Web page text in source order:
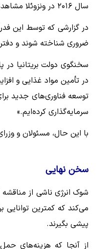
سال ۲۰۱۶ در ونزوئلا مشاهده شد. در چنین شرایطی، افراد آسیب‌پذیر و خانوارهای فقیر بیشترین آسیب را می‌بینند.
در گزارشی که توسط این
ضروری شناخته شوند و دفتر
در تأمین مواد غذایی و
توسعه فناوری‌های جدید
سرمایه‌گذاری کرده‌ایم.»
با این حال، مسئولان و
سخن نهایی
شوک انرژی ناشی از مناقشه
می‌کند که کمترین توانایی
پیشی بگیرند.
از آنجا که هزینه‌های